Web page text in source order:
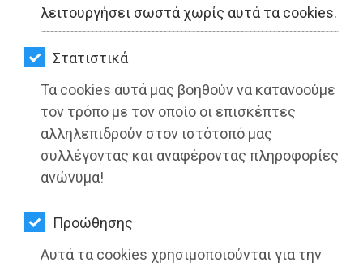
λειτουργήσει σωστά χωρίς αυτά τα cookies.
Στατιστικά
Τα cookies αυτά μας βοηθούν να κατανοούμε
τον τρόπο με τον οποίο οι επισκέπτες
αλληλεπιδρούν στον ιστότοπό μας
συλλέγοντας και αναφέροντας πληροφορίες
ανώνυμα!
Προώθησης
Αυτά τα cookies χρησιμοποιούνται για την
ΥΓΕΙΑ
LIFESTYLE
ΤΑΞΙΔΙΑ
ΕΞΟΔΟΣ
ΠΕΡΙΒΑΛΛΟΝ
ΚΑΤΟΙΚΙΔΙΟ
ΑΓΓΕΛΙΕΣ
Δημοτική Παράταξη ΕΜΕΙΣ Η ΠΟΛΗ
ΜΑΣ: Οι πυρόπληκτοι της Παλλήνης
συνεχίζουν να δοκιμάζονται
Διαβάστηκε 3337 φορές